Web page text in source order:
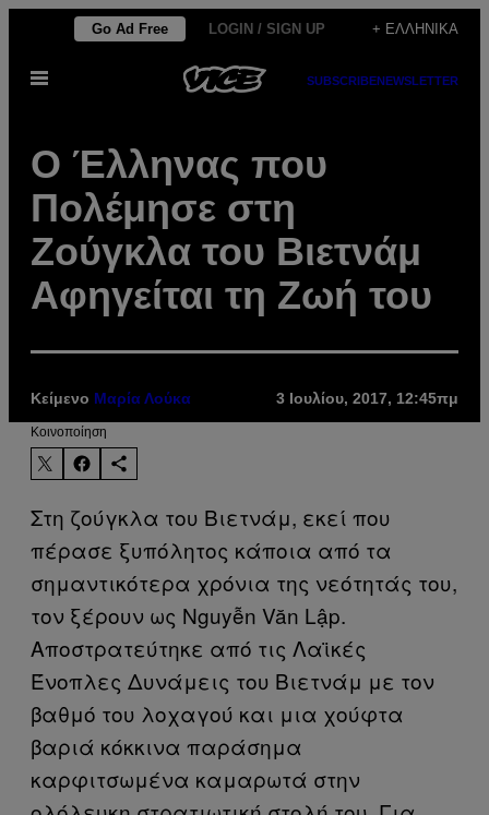
Μετάβαση
περιεχόμενο
Go Ad Free LOGIN / SIGN UP + ΕΛΛΗΝΙΚΆ
Ανοίξτε
SUBSCRIBENEWSLETTER
Ο Έλληνας που
Πολέμησε στη
Ζούγκλα του Βιετνάμ
Αφηγείται τη Ζωή του
Κείμενο Μαρία Λούκα 3 Ιουλίου, 2017, 12:45πμ
Kοινοποίηση
Στη ζούγκλα του Βιετνάμ, εκεί που
πέρασε ξυπόλητος κάποια από τα
σημαντικότερα χρόνια της νεότητάς του,
τον ξέρουν ως Nguyễn Văn Lập.
Αποστρατεύτηκε από τις Λαϊκές
Ένοπλες Δυνάμεις του Βιετνάμ με τον
βαθμό του λοχαγού και μια χούφτα
βαριά κόκκινα παράσημα
καρφιτσωμένα καμαρωτά στην